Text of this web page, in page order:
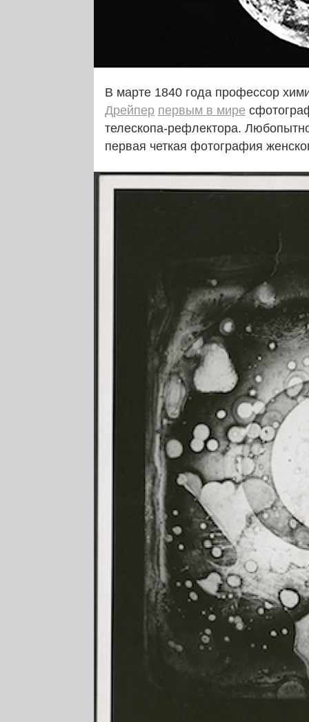
В марте 1840 года профессор
Дрейпер первым в мире
телескопа-рефлектора.
первая четкая фотография